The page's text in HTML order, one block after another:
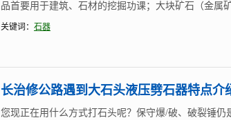
品首要用于建筑、石材的挖掘功课；大块矿石（金属
关键词： 石器
长治修公路遇到大石头液压劈石器特点介
您现正在用什么方式打石头呢？保守爆/破、破裂锤仍